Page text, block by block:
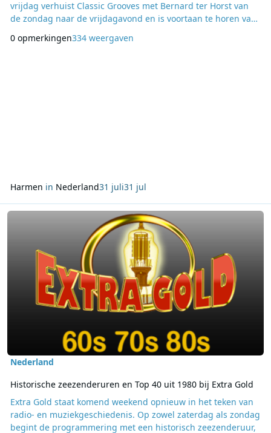
vrijdag verhuist Classic Grooves met Bernard ter Horst van
de zondag naar de vrijdagavond en is voortaan te horen van
Klaas van het Hof een uur langer en loopt nu eveneens van
0 opmerkingen334 weergaven
Harmen in Nederland31 juli31 jul
Lees meer over Historische zeezenderuren en Top 40 uit 1980 bij
Nederland
Historische zeezenderuren en Top 40 uit 1980 bij Extra Gold
Extra Gold staat komend weekend opnieuw in het teken van
radio- en muziekgeschiedenis. Op zowel zaterdag als zondag
begint de programmering met een historisch zeezenderuur,